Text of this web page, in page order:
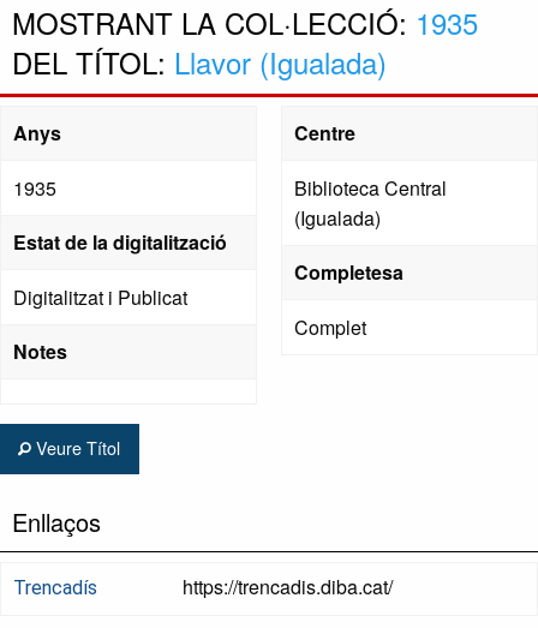
MOSTRANT LA COL·LECCIÓ: 1935
DEL TÍTOL: Llavor (Igualada)
Anys
1935
Estat de la digitalització
Digitalitzat i Publicat
Notes
Centre
Biblioteca Central
(Igualada)
Completesa
Complet
Veure Títol
Enllaços
Trencadís https://trencadis.diba.cat/